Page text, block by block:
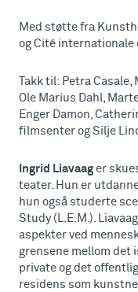
Med støtte fra
og Cité internationale
Takk til: Petra
Ole Marius Dahl,
Enger Damon,
filmsenter og Silje
Ingrid Liavaag er
teater. Hun er
hun også studerte
Study (L.E.M.).
aspekter ved
grensene mellom det
private og det
residens som